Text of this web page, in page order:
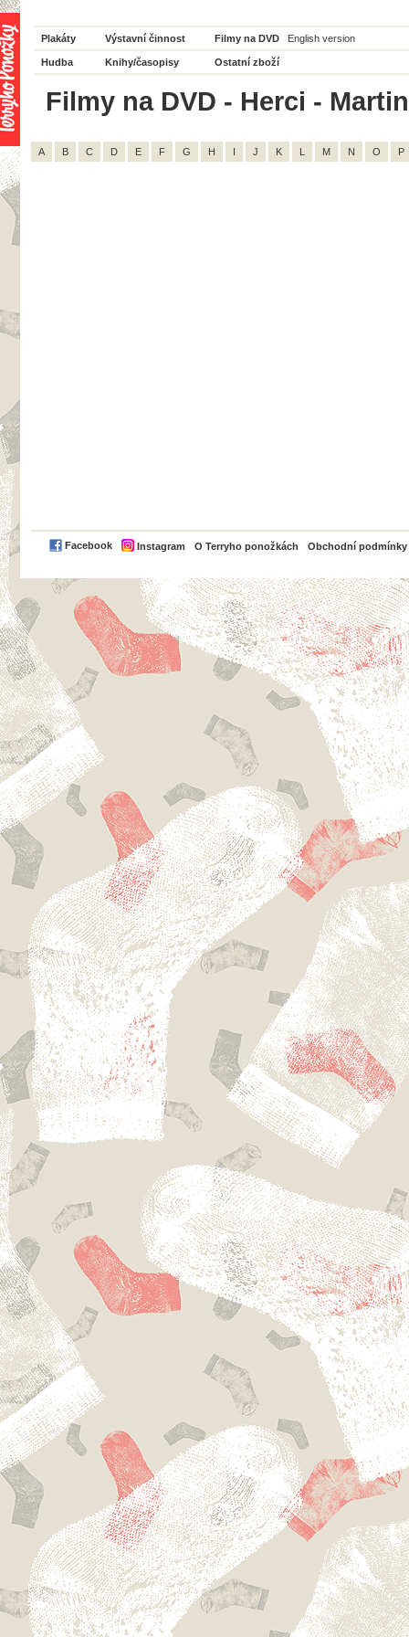
Plakáty Výstavní činnost Filmy na DVD English version
Hudba Knihy/časopisy Ostatní zboží
Filmy na DVD - Herci -
A B C D E F G H I J K L M N O P
Facebook Instagram O Terryho ponožkách Obchodní podmínky
PayPal